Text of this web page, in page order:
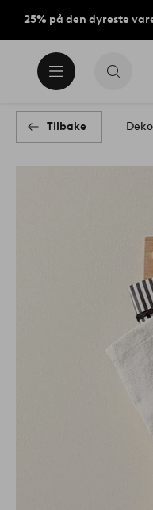
25% på den dyreste
Tilbake